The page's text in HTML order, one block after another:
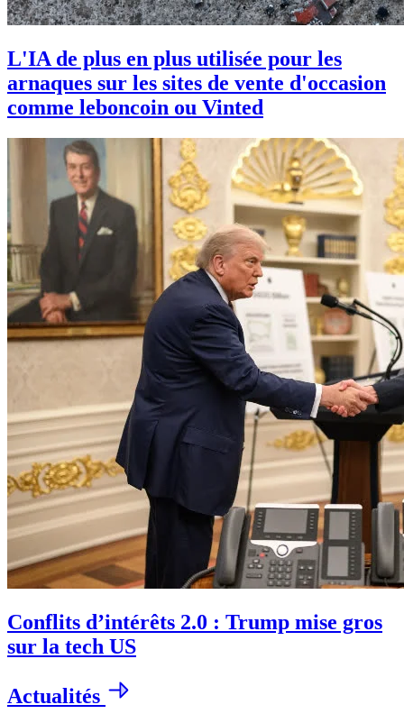
L'IA de plus en plus utilisée pour les
arnaques sur les sites de vente d'occasion
comme leboncoin ou Vinted
Conflits d’intérêts 2.0 : Trump mise gros
sur la tech US
Actualités